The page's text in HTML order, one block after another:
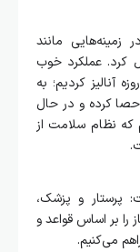
مانند
کرد. عملکرد خوب
کادر پزشکی و سلامت را در دوران جنگ ۱۲ روزه آنالیز کردیم؛ به
کرده و در حال
که نظام سلامت از
پرستار و پزشک،
را بر اساس قواعد و
می‌کنیم.